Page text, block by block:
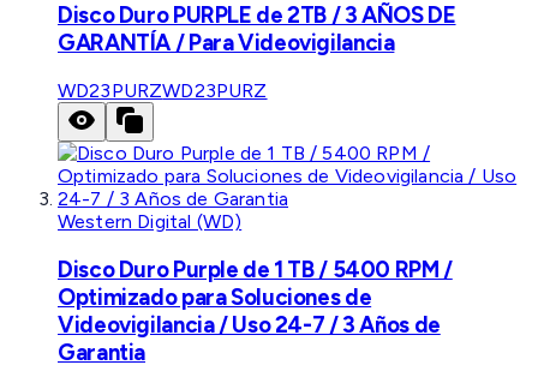
Disco Duro PURPLE de 2TB / 3 AÑOS DE
GARANTÍA / Para Videovigilancia
WD23PURZWD23PURZ
Western Digital (WD)
Disco Duro Purple de 1 TB / 5400 RPM /
Optimizado para Soluciones de
Videovigilancia / Uso 24-7 / 3 Años de
Garantia